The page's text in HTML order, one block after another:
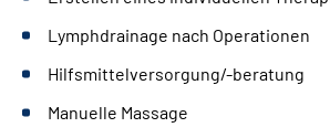
Lymphdrainage nach Operationen
Hilfsmittelversorgung/-beratung
Manuelle Massage